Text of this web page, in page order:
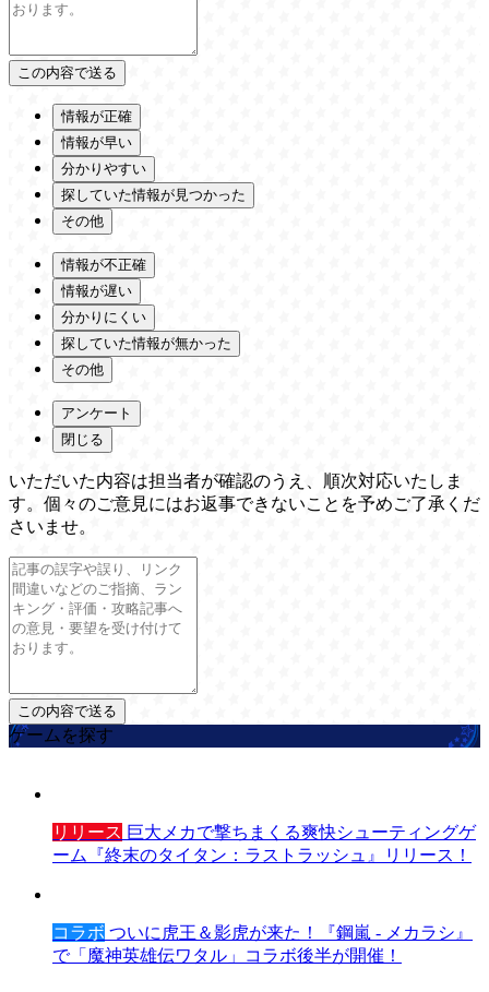
情報が正確
情報が早い
分かりやすい
探していた情報が見つかった
その他
情報が不正確
情報が遅い
分かりにくい
探していた情報が無かった
その他
アンケート
閉じる
いただいた内容は担当者が確認のうえ、順次対応いたしま
す。個々のご意見にはお返事できないことを予めご了承くだ
さいませ。
ゲームを探す
リリース 巨大メカで撃ちまくる爽快シューティングゲ
ーム『終末のタイタン：ラストラッシュ』リリース！
コラボ ついに虎王＆影虎が来た！『鋼嵐 - メカラシ』
で「魔神英雄伝ワタル」コラボ後半が開催！